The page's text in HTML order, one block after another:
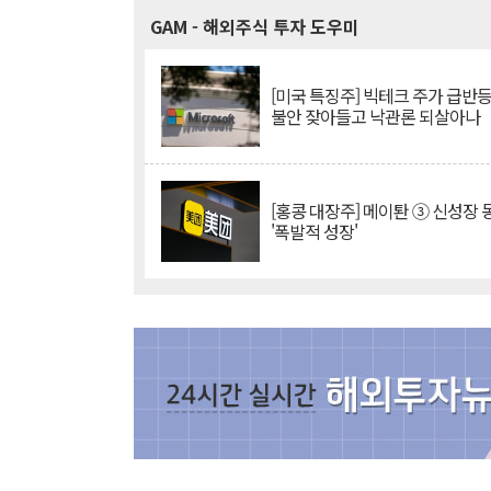
GAM - 해외주식 투자 도우미
[미국 특징주] 빅테크 주가 급반
불안 잦아들고 낙관론 되살아나
[홍콩 대장주] 메이퇀 ③ 신성장
'폭발적 성장'